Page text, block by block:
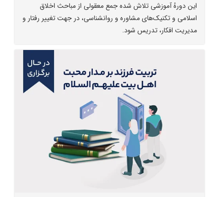
این دورهٔ آموزشی تلاش شده جمع معقولی از مباحث اخلاق
اسلامی و تکنیک‌های مشاوره و روانشناسی، در جهت تغییر رفتار و
مدیریت افکار، تدریس شود.